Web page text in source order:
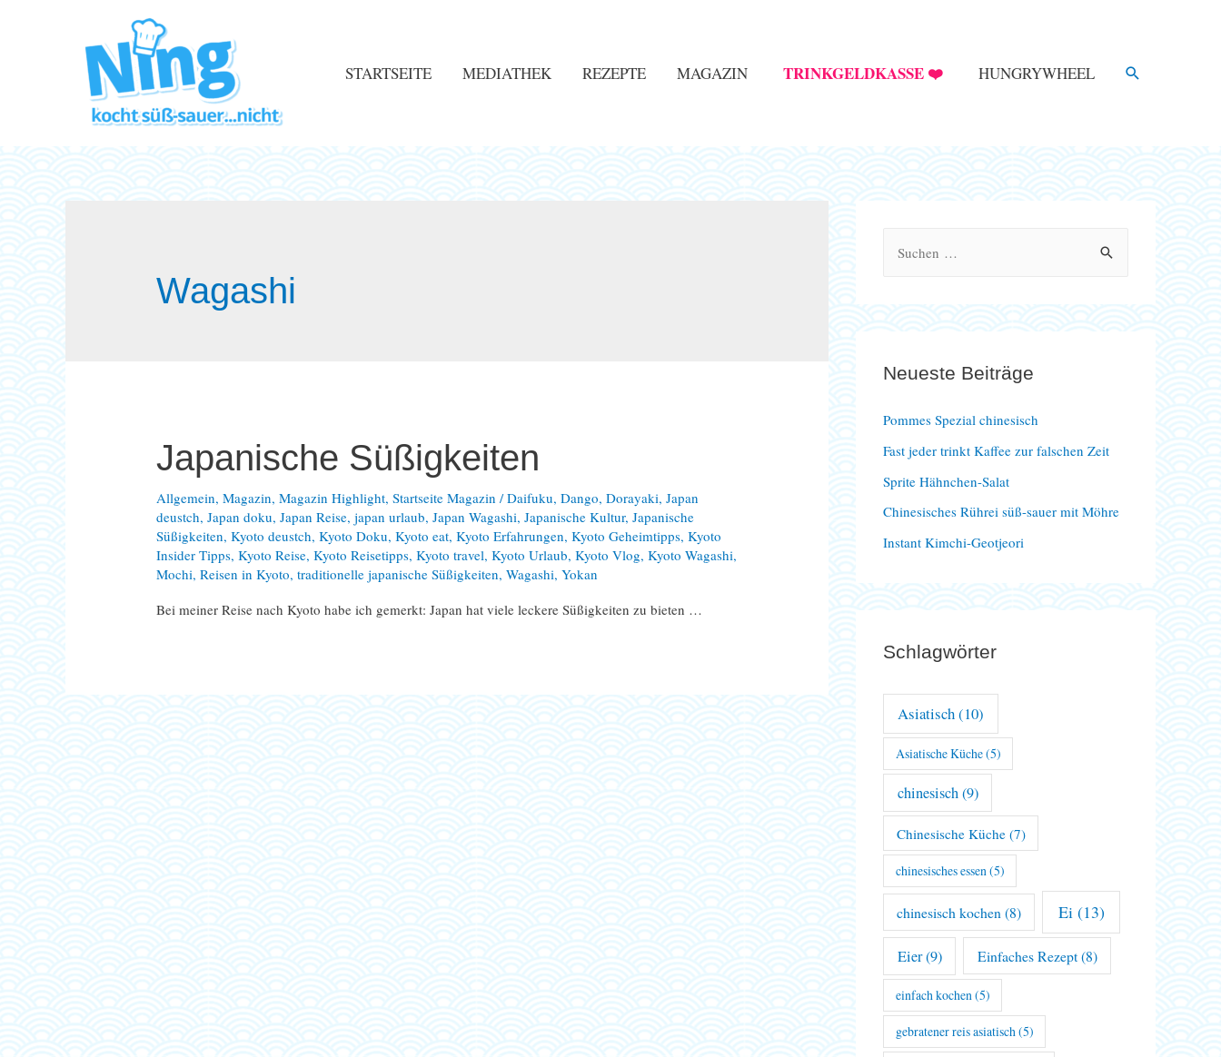
STARTSEITE MEDIATHEK REZEPTE MAGAZIN TRINKGELDKASSE ❤️ HUNGRYWHEEL SUCHE
Wagashi
Japanische Süßigkeiten
Allgemein,Magazin,Magazin Highlight,Startseite Magazin /Daifuku,Dango,Dorayaki,Japan
deustch,Japan doku,Japan Reise,japan urlaub,Japan Wagashi,Japanische Kultur,Japanische
Süßigkeiten,Kyoto deustch,Kyoto Doku,Kyoto eat,Kyoto Erfahrungen,Kyoto Geheimtipps,Kyoto
Insider Tipps,Kyoto Reise,Kyoto Reisetipps,Kyoto travel,Kyoto Urlaub,Kyoto Vlog,Kyoto Wagashi,
Mochi,Reisen in Kyoto,traditionelle japanische Süßigkeiten,Wagashi,Yokan
Bei meiner Reise nach Kyoto habe ich gemerkt: Japan hat viele leckere Süßigkeiten zu bieten …
n
c
h
:
Neueste Beiträge
Pommes Spezial chinesisch
Fast jeder trinkt Kaffee zur falschen Zeit
Sprite Hähnchen-Salat
Chinesisches Rührei süß-sauer mit Möhre
Instant Kimchi-Geotjeori
Schlagwörter
Asiatisch(10)
Asiatische Küche(5)
chinesisch(9)
Chinesische Küche(7)
chinesisches essen(5)
chinesisch kochen (8) Ei(13)
Eier(9) Einfaches Rezept(8)
einfach kochen(5)
gebratener reis asiatisch(5)